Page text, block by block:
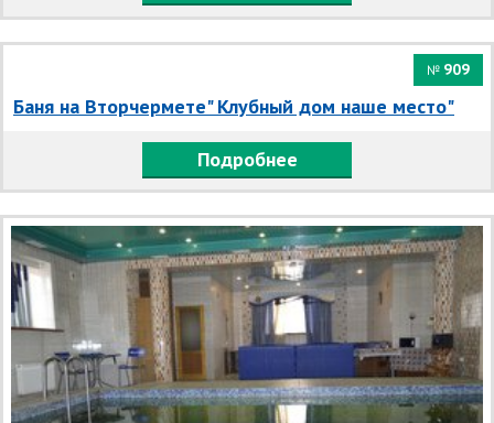
№ 909
Баня на Вторчермете" Клубный дом наше место"
Подробнее